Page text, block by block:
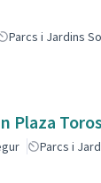
Parcs i Jardins
Plaza
Parcs i